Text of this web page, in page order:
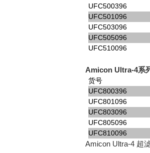
UFC500396
UFC501096
UFC503096
UFC505096
UFC510096
Amicon Ultra-4系
货号
UFC800396
UFC801096
UFC803096
UFC805096
UFC810096
Amicon Ultra-4 超